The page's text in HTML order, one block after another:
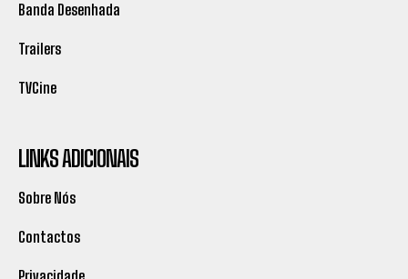
Banda Desenhada
Trailers
TVCine
LINKS ADICIONAIS
Sobre Nós
Contactos